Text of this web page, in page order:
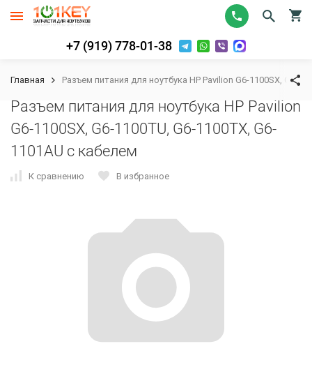
+7 (919) 778-01-38
Главная Разъем питания для ноутбука HP Pavilion G6-1100SX, G6-
Разъем питания для ноутбука HP Pavilion
G6-1100SX, G6-1100TU, G6-1100TX, G6-
1101AU с кабелем
К сравнению В избранное